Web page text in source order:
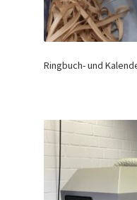
Ringbuch- und